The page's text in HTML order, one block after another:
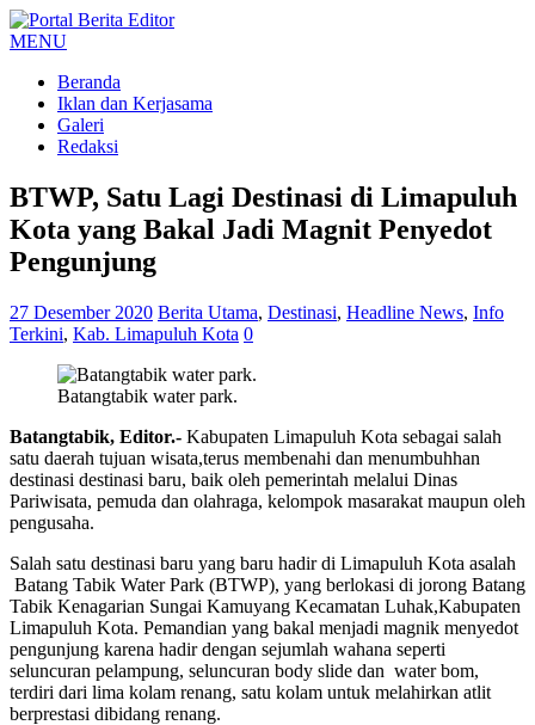
MENU
Beranda
Iklan dan Kerjasama
Galeri
Redaksi
BTWP, Satu Lagi Destinasi di Limapuluh
Kota yang Bakal Jadi Magnit Penyedot
Pengunjung
27 Desember 2020 Berita Utama, Destinasi, Headline News, Info
Terkini, Kab. Limapuluh Kota 0
Batangtabik water park.
Batangtabik, Editor.- Kabupaten Limapuluh Kota sebagai salah
satu daerah tujuan wisata,terus membenahi dan menumbuhhan
destinasi destinasi baru, baik oleh pemerintah melalui Dinas
Pariwisata, pemuda dan olahraga, kelompok masarakat maupun oleh
pengusaha.
Salah satu destinasi baru yang baru hadir di Limapuluh Kota asalah
Batang Tabik Water Park (BTWP), yang berlokasi di jorong Batang
Tabik Kenagarian Sungai Kamuyang Kecamatan Luhak,Kabupaten
Limapuluh Kota. Pemandian yang bakal menjadi magnik menyedot
pengunjung karena hadir dengan sejumlah wahana seperti
seluncuran pelampung, seluncuran body slide dan water bom,
terdiri dari lima kolam renang, satu kolam untuk melahirkan atlit
berprestasi dibidang renang.